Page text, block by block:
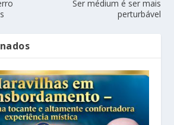
Ser médium é ser mais
perturbável